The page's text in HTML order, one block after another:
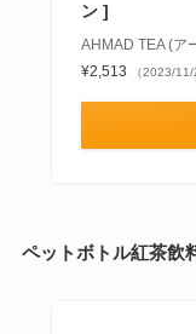
ン ]
AHMAD TEA (ア
¥2,513
（2023/
ペットボトル紅茶飲